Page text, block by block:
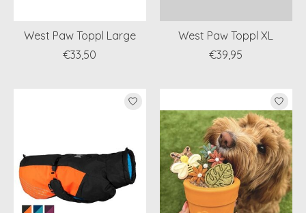
West Paw Toppl Large
€33,50
West Paw Toppl XL
€39,95